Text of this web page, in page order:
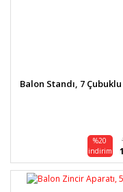
Balon Standı, 7
%20
indirim